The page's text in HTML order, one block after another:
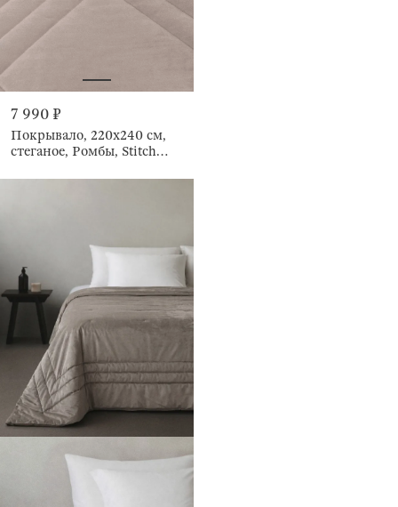
7 990 ₽
Покрывало, 220х240 см,
стеганое, Ромбы, Stitch